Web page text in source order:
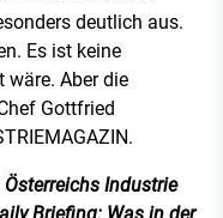
deutlich aus.
Es ist keine
wäre. Aber die
Gottfried
Industrie